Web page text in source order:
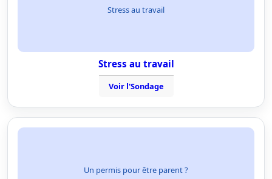
Stress au travail
Stress au travail
Voir l'Sondage
Un permis pour être parent ?